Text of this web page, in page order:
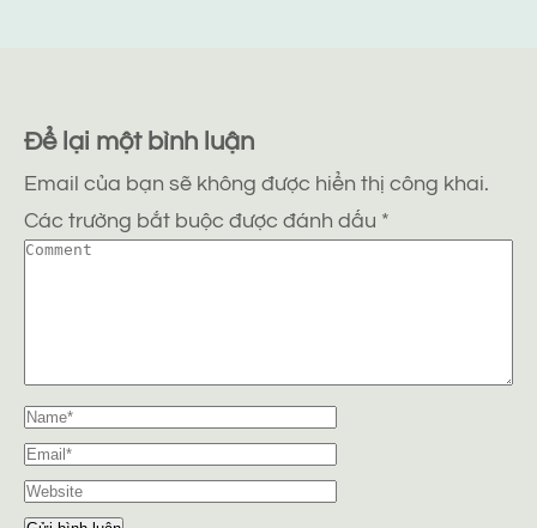
Để lại một bình luận
Email của bạn sẽ không được hiển thị công khai.
Các trường bắt buộc được đánh dấu *